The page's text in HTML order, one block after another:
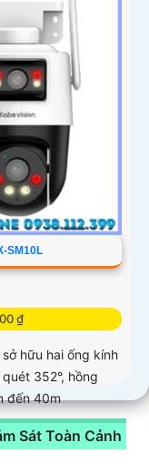
SM10L
₫
hữu hai ống kính
352°, hồng
đến 40m
Sát Toàn Cảnh